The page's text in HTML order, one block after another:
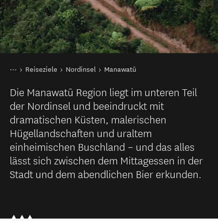
Sie sind hier
Startseite
Reiseziele Nordinsel Manawatū
Die Manawatū Region liegt im unteren Teil
der Nordinsel und beeindruckt mit
dramatischen Küsten, malerischen
Hügellandschaften und uraltem
einheimischen Buschland – und das alles
lässt sich zwischen dem Mittagessen in der
Stadt und dem abendlichen Bier erkunden.